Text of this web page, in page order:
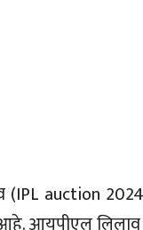
auction 2024)